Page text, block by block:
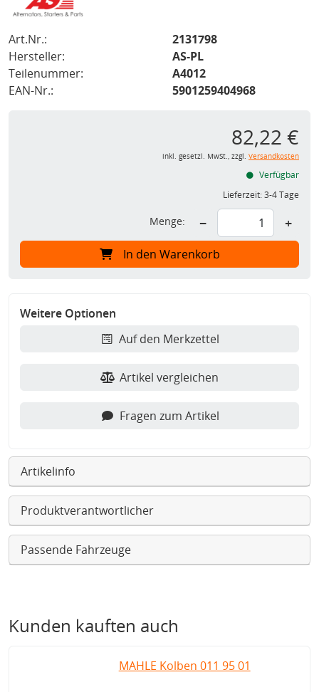
Art.Nr.:
2131798
Hersteller:
AS-PL
Teilenummer:
A4012
EAN-Nr.:
5901259404968
82,22 €
inkl. gesetzl. MwSt., zzgl. Versandkosten
Verfügbar
Lieferzeit:3-4 Tage
Menge: − +
In den Warenkorb
Weitere Optionen
Auf den Merkzettel
Artikel vergleichen
Fragen zum Artikel
Artikelinfo
Produktverantwortlicher
Passende Fahrzeuge
Kunden kauften auch
MAHLE Kolben 011 95 01